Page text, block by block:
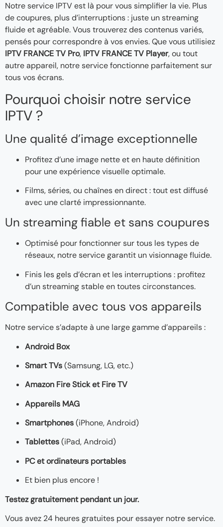
Notre service IPTV est là pour vous simplifier la vie. Plus
de coupures, plus d’interruptions : juste un streaming
fluide et agréable. Vous trouverez des contenus variés,
pensés pour correspondre à vos envies. Que vous utilisiez
IPTV FRANCE TV Pro, IPTV FRANCE TV Player, ou tout
autre appareil, notre service fonctionne parfaitement sur
tous vos écrans.
Pourquoi choisir notre service
IPTV ?
Une qualité d’image exceptionnelle
Profitez d’une image nette et en haute définition
pour une expérience visuelle optimale.
Films, séries, ou chaînes en direct : tout est diffusé
avec une clarté impressionnante.
Un streaming fiable et sans coupures
Optimisé pour fonctionner sur tous les types de
réseaux, notre service garantit un visionnage fluide.
Finis les gels d’écran et les interruptions : profitez
d’un streaming stable en toutes circonstances.
Compatible avec tous vos appareils
Notre service s’adapte à une large gamme d’appareils :
Android Box
Smart TVs(Samsung, LG, etc.)
Amazon Fire Stick et Fire TV
Appareils MAG
Smartphones(iPhone, Android)
Tablettes(iPad, Android)
PC et ordinateurs portables
Et bien plus encore !
Testez gratuitement pendant un jour.
Vous avez 24 heures gratuites pour essayer notre service.